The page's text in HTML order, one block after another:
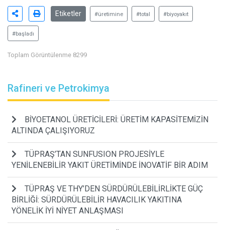
Etiketler #üretimine #total #biyoyakıt
#başladı
Toplam Görüntülenme 8299
Rafineri ve Petrokimya
BİYOETANOL ÜRETİCİLERİ: ÜRETİM KAPASİTEMİZİN
ALTINDA ÇALIŞIYORUZ
TÜPRAŞ’TAN SUNFUSION PROJESİYLE
YENİLENEBİLİR YAKIT ÜRETİMİNDE İNOVATİF BİR ADIM
TÜPRAŞ VE THY’DEN SÜRDÜRÜLEBİLİRLİKTE GÜÇ
BİRLİĞİ: SÜRDÜRÜLEBİLİR HAVACILIK YAKITINA
YÖNELİK İYİ NİYET ANLAŞMASI